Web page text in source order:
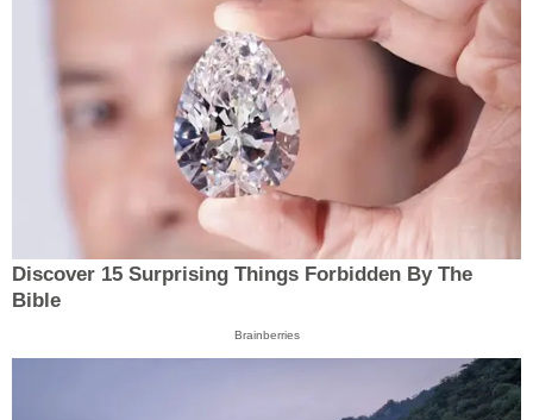
Discover 15 Surprising Things Forbidden By The
Bible
Brainberries